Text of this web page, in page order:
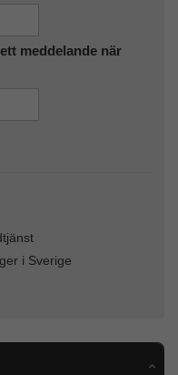
meddelande när
i Sverige